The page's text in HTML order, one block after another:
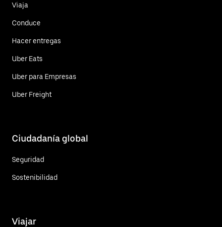
Viaja
Conduce
Hacer entregas
Uber Eats
Uber para Empresas
Uber Freight
Ciudadanía global
Seguridad
Sostenibilidad
Viajar